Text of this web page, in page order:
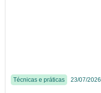
Técnicas e práticas 23/07/2026